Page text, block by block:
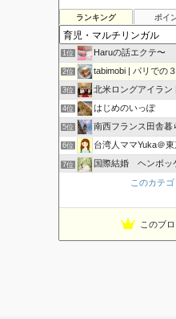
o
o
k
e
r
r
o
u
s
ランキング ポイ
1位 Haruの話エクテ〜
2位 tabimobi | パリでの
3位 北米ロングアイラン
4位 はじめのいっぽ
5位 南西フランス田舎暮
6位 台湾人ママYuka＠東
7位 国際結婚 ヘンボッ
香港でマルチリンガ
海外暮らし、風の
11位
このカテ
このブ